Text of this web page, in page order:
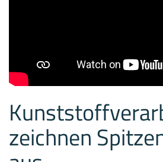
zeichnen